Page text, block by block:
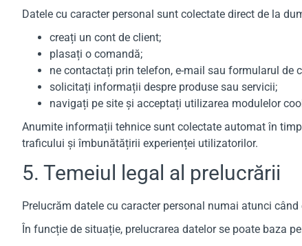
Datele cu caracter personal sunt colectate direct de la
creați un cont de client;
plasați o comandă;
ne contactați prin telefon, e-mail sau formularul de
solicitați informații despre produse sau servicii;
navigați pe site și acceptați utilizarea modulelor
Anumite informații tehnice sunt colectate automat în
traficului și îmbunătățirii experienței utilizatorilor.
5. Temeiul legal al prelucrării
Prelucrăm datele cu caracter personal numai atunci
În funcție de situație, prelucrarea datelor se poate baza